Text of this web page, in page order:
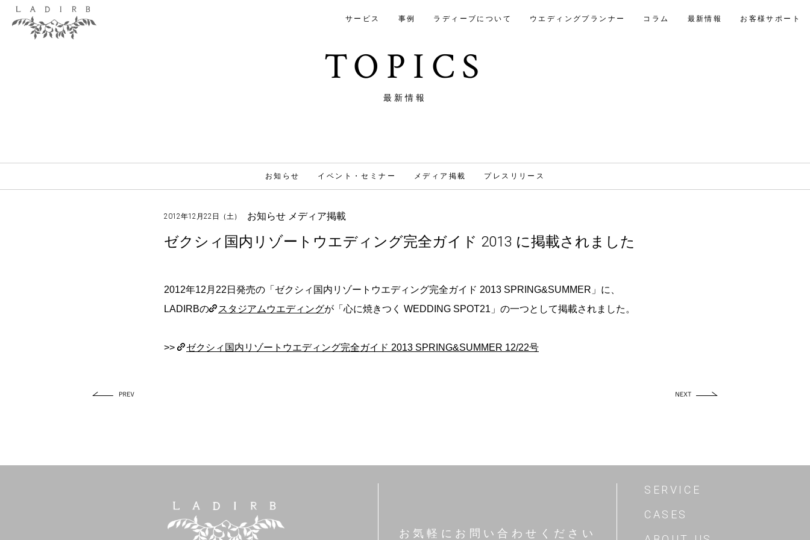
サービス 事例 ラディーブについて ウエディングプランナー コラム 最新情報 お客様サポート
TOPICS
最新情報
お知らせ イベント・セミナー メディア掲載 プレスリリース
2012年12月22日（土） お知らせ メディア掲載
ゼクシィ国内リゾートウエディング完全ガイド 2013 に掲載されました
2012年12月22日発売の「ゼクシィ国内リゾートウエディング完全ガイド 2013 SPRING&SUMMER」に、
LADIRBの
スタジアムウエディングが「心に焼きつく WEDDING SPOT21」の一つとして掲載されました。
>> ゼクシィ国内リゾートウエディング完全ガイド 2013 SPRING&SUMMER 12/22号
お気軽にお問い合わせください
SERVICE
CASES